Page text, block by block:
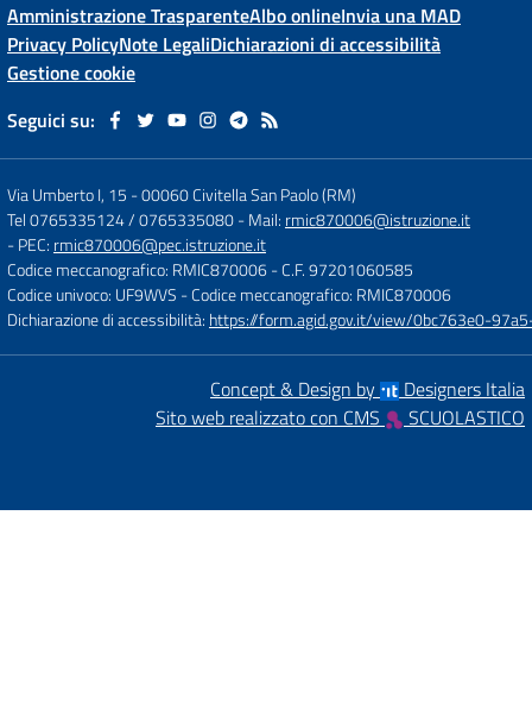
Amministrazione TrasparenteAlbo onlineInvia una MAD
Privacy PolicyNote LegaliDichiarazioni di accessibilità
Gestione cookie
Seguici su:
Via Umberto I, 15 -00060 Civitella San Paolo (RM)
Tel 0765335124 / 0765335080- Mail: rmic870006@istruzione.it
- PEC: rmic870006@pec.istruzione.it
Codice meccanografico: RMIC870006- C.F. 97201060585
Codice univoco: UF9WVS - Codice meccanografico: RMIC870006
Dichiarazione di accessibilità: https://form.agid.gov.it/view/0bc763e0-
Concept & Design by
Designers Italia
Sito web realizzato con CMS
SCUOLASTICO